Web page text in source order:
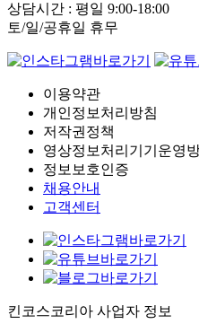
상담시간 : 평일 9:00-18:00
토/일/공휴일 휴무
이용약관
개인정보처리방침
저작권정책
영상정보처리기기운영
정보보호인증
채용안내
고객센터
킨코스코리아 사업자 정보